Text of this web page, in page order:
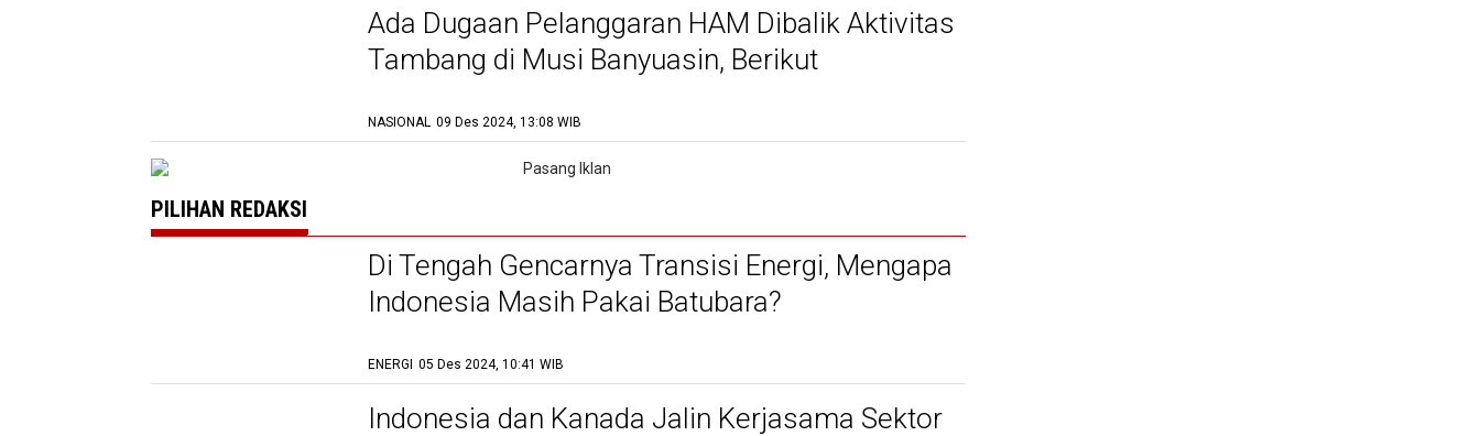
Ada Dugaan Pelanggaran HAM Dibalik Aktivitas
Tambang di Musi Banyuasin, Berikut
NASIONAL 09 Des 2024, 13:08 WIB
PILIHAN REDAKSI
Di Tengah Gencarnya Transisi Energi, Mengapa
Indonesia Masih Pakai Batubara?
ENERGI 05 Des 2024, 10:41 WIB
Indonesia dan Kanada Jalin Kerjasama Sektor